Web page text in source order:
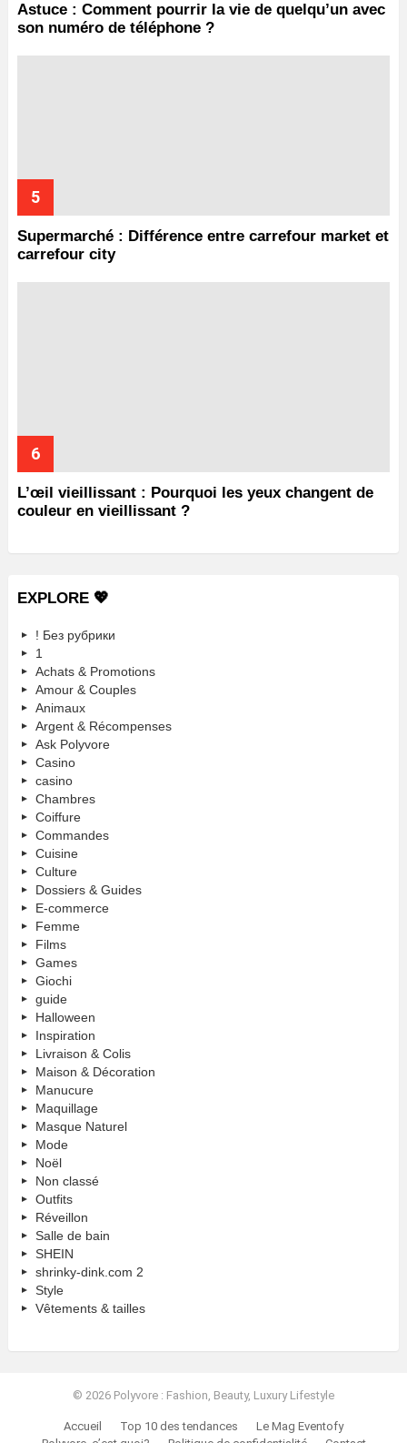
Astuce : Comment pourrir la vie de quelqu’un avec
son numéro de téléphone ?
Supermarché : Différence entre carrefour market et
carrefour city
L’œil vieillissant : Pourquoi les yeux changent de
couleur en vieillissant ?
EXPLORE 💖
! Без рубрики
1
Achats & Promotions
Amour & Couples
Animaux
Argent & Récompenses
Ask Polyvore
Casino
casino
Chambres
Coiffure
Commandes
Cuisine
Culture
Dossiers & Guides
E-commerce
Femme
Films
Games
Giochi
guide
Halloween
Inspiration
Livraison & Colis
Maison & Décoration
Manucure
Maquillage
Masque Naturel
Mode
Noël
Non classé
Outfits
Réveillon
Salle de bain
SHEIN
shrinky-dink.com 2
Style
Vêtements & tailles
© 2026 Polyvore : Fashion, Beauty, Luxury Lifestyle
Accueil Top 10 des tendances
Le Mag Eventofy